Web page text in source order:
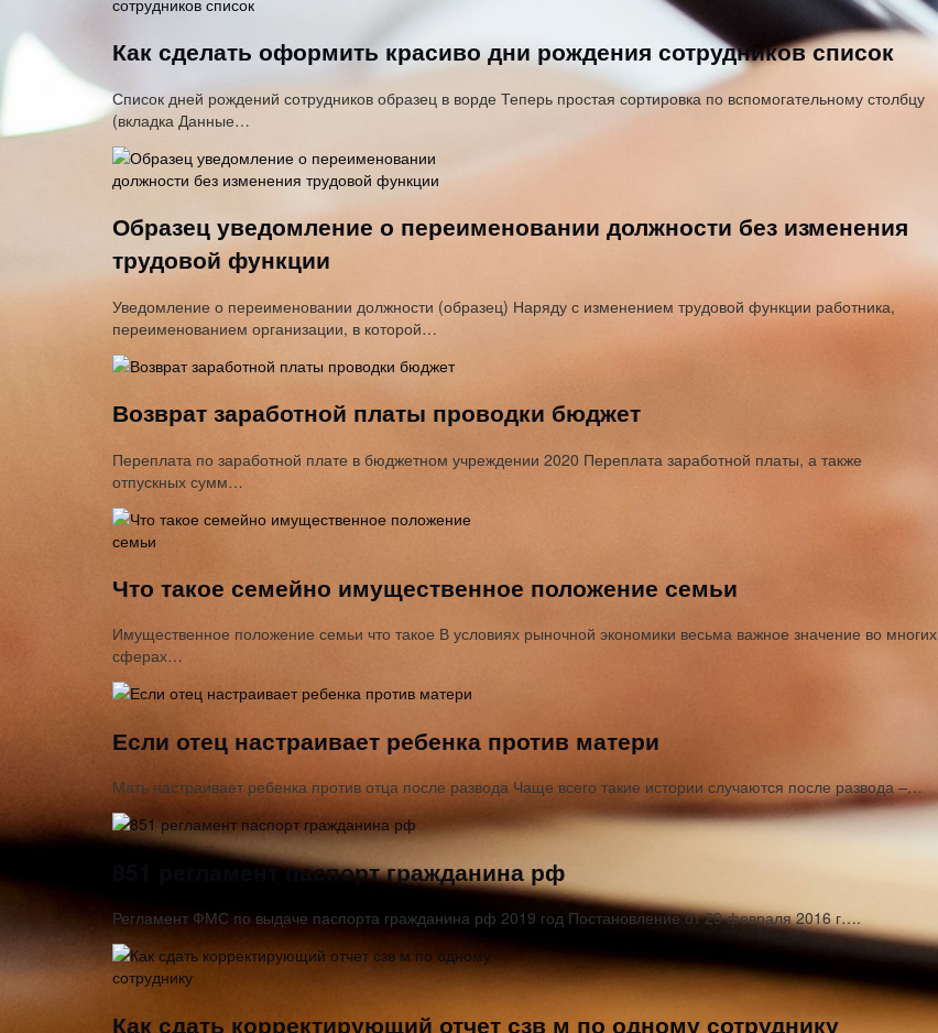
Как сделать оформить красиво дни рождения сотрудников список
Список дней рождений сотрудников образец в ворде Теперь простая сортировка по вспомогательному столбцу
(вкладка Данные…
Образец уведомление о переименовании должности без изменения
трудовой функции
Уведомление о переименовании должности (образец) Наряду с изменением трудовой функции работника,
переименованием организации, в которой…
Возврат заработной платы проводки бюджет
Переплата по заработной плате в бюджетном учреждении 2020 Переплата заработной платы, а также
отпускных сумм…
Что такое семейно имущественное положение семьи
Имущественное положение семьи что такое В условиях рыночной экономики весьма важное значение во многих
сферах…
Если отец настраивает ребенка против матери
Мать настраивает ребенка против отца после развода Чаще всего такие истории случаются после развода –…
851 регламент паспорт гражданина рф
Регламент ФМС по выдаче паспорта гражданина рф 2019 год Постановление от 29 февраля 2016 г….
Как сдать корректирующий отчет сзв м по одному сотруднику